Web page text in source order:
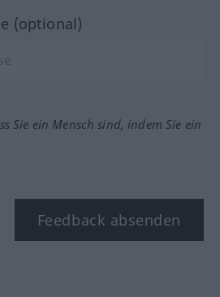
(optional)
Sie ein Mensch sind, indem Sie ein
Feedback absenden